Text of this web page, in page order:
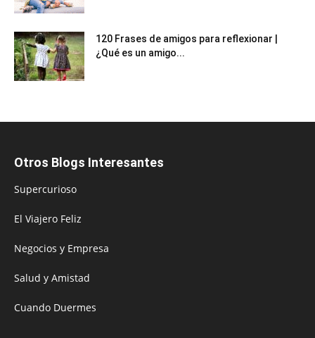
120 Frases de amigos para reflexionar |
¿Qué es un amigo...
Otros Blogs Interesantes
Supercurioso
El Viajero Feliz
Negocios y Empresa
Salud y Amistad
Cuando Duermes